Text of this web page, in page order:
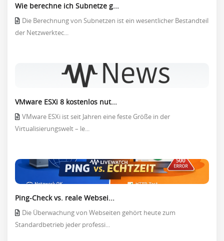
Wie berechne ich Subnetze g...
Die Berechnung von Subnetzen ist ein wesentlicher Bestandteil
der Netzwerktec...
VMware ESXi 8 kostenlos nut...
VMware ESXi ist seit Jahren eine feste Größe in der
Virtualisierungswelt – le...
Ping-Check vs. reale Websei...
Die Überwachung von Webseiten gehört heute zum
Standardbetrieb jeder professi...